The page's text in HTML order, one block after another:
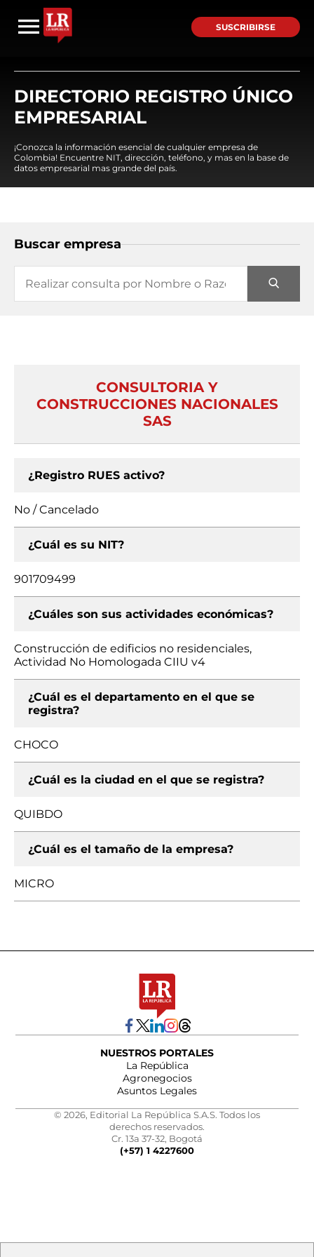
SUSCRIBIRSE
DIRECTORIO REGISTRO ÚNICO
EMPRESARIAL
¡Conozca la información esencial de cualquier empresa de
Colombia! Encuentre NIT, dirección, teléfono, y mas en la base de
datos empresarial mas grande del país.
Buscar empresa
CONSULTORIA Y
CONSTRUCCIONES NACIONALES
SAS
¿Registro RUES activo?
No / Cancelado
¿Cuál es su NIT?
901709499
¿Cuáles son sus actividades económicas?
Construcción de edificios no residenciales,
Actividad No Homologada CIIU v4
¿Cuál es el departamento en el que se
registra?
CHOCO
¿Cuál es la ciudad en el que se registra?
QUIBDO
¿Cuál es el tamaño de la empresa?
MICRO
NUESTROS PORTALES
La República
Agronegocios
Asuntos Legales
© 2026, Editorial La República S.A.S. Todos los
derechos reservados.
Cr. 13a 37-32, Bogotá
(+57) 1 4227600